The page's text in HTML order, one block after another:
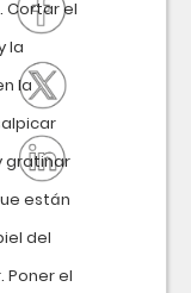
Cortar el
la
la
gratinar
están
del
Poner el